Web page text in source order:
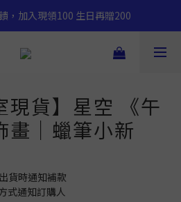
，加入現領100 生日再贈200
現貨】星空 《午
畫｜蠟筆小新
貨時通知補款
式通知訂購人